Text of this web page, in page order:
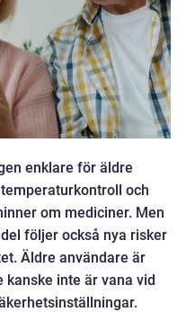
enklare för äldre
och
om mediciner. Men
följer också nya risker
Äldre användare är
inte är vana vid